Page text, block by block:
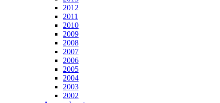
2012
2011
2010
2009
2008
2007
2006
2005
2004
2003
2002